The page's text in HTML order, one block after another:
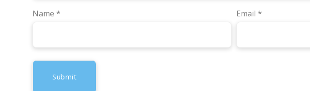
Name * Email *